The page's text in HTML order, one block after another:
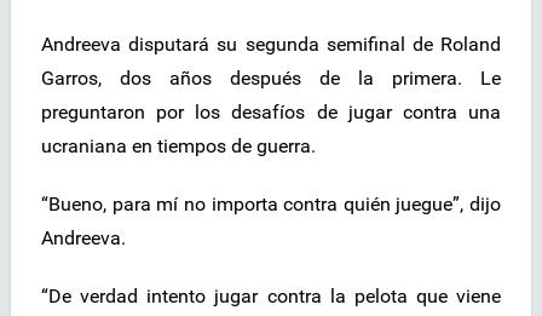
Andreeva disputará su segunda semifinal de Roland
Garros, dos años después de la primera. Le
preguntaron por los desafíos de jugar contra una
ucraniana en tiempos de guerra.
“Bueno, para mí no importa contra quién juegue”, dijo
Andreeva.
“De verdad intento jugar contra la pelota que viene